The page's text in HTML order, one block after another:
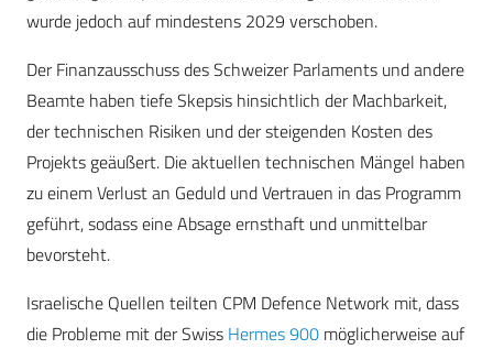
wurde jedoch auf mindestens 2029 verschoben.
Der Finanzausschuss des Schweizer Parlaments und andere
Beamte haben tiefe Skepsis hinsichtlich der Machbarkeit,
der technischen Risiken und der steigenden Kosten des
Projekts geäußert. Die aktuellen technischen Mängel haben
zu einem Verlust an Geduld und Vertrauen in das Programm
geführt, sodass eine Absage ernsthaft und unmittelbar
bevorsteht.
Israelische Quellen teilten CPM Defence Network mit, dass
die Probleme mit der Swiss Hermes 900 möglicherweise auf